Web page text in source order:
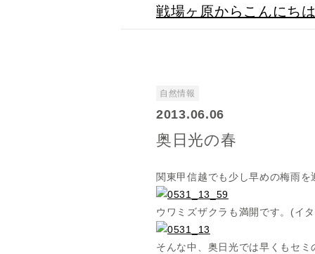
戦場ヶ原からこんにち
自然情報
2013.06.06
奥日光の春
関東甲信越でも少し早めの梅雨
ウワミズザクラも満開です。(イ
そんな中、奥日光では早くもセ